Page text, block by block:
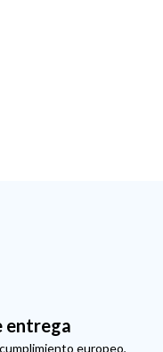
entrega
europeo,